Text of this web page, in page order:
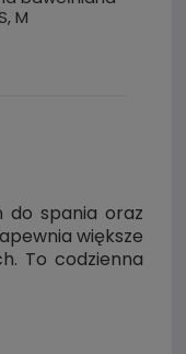
M
do spania oraz
większe
To codzienna